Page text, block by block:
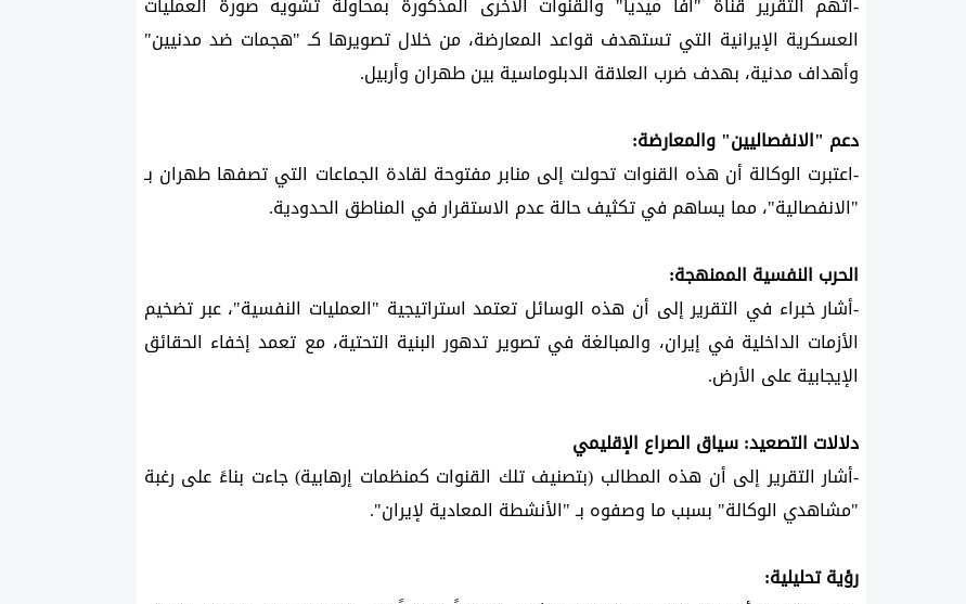
وأهداف مدنية، بهدف ضرب العلاقة الدبلوماسية بين طهران وأربيل.
دعم "الانفصاليين" والمعارضة:
-اعتبرت الوكالة أن هذه القنوات تحولت إلى منابر مفتوحة لقادة الجماعات التي تصفها طهران بـ
"الانفصالية"، مما يساهم في تكثيف حالة عدم الاستقرار في المناطق الحدودية.
الحرب النفسية الممنهجة:
الإيجابية على الأرض.
دلالات التصعيد: سياق الصراع الإقليمي
"مشاهدي الوكالة" بسبب ما وصفوه بـ "الأنشطة المعادية لإيران".
رؤية تحليلية: